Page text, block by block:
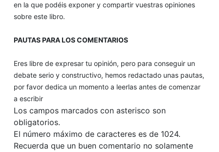
en la que podéis exponer y compartir vuestras opiniones
sobre este libro.
PAUTAS PARA LOS COMENTARIOS
Eres libre de expresar tu opinión, pero para conseguir un
debate serio y constructivo, hemos redactado unas pautas,
por favor dedica un momento a leerlas antes de comenzar
a escribir
Los campos marcados con asterisco son
obligatorios.
El número máximo de caracteres es de 1024.
Recuerda que un buen comentario no solamente